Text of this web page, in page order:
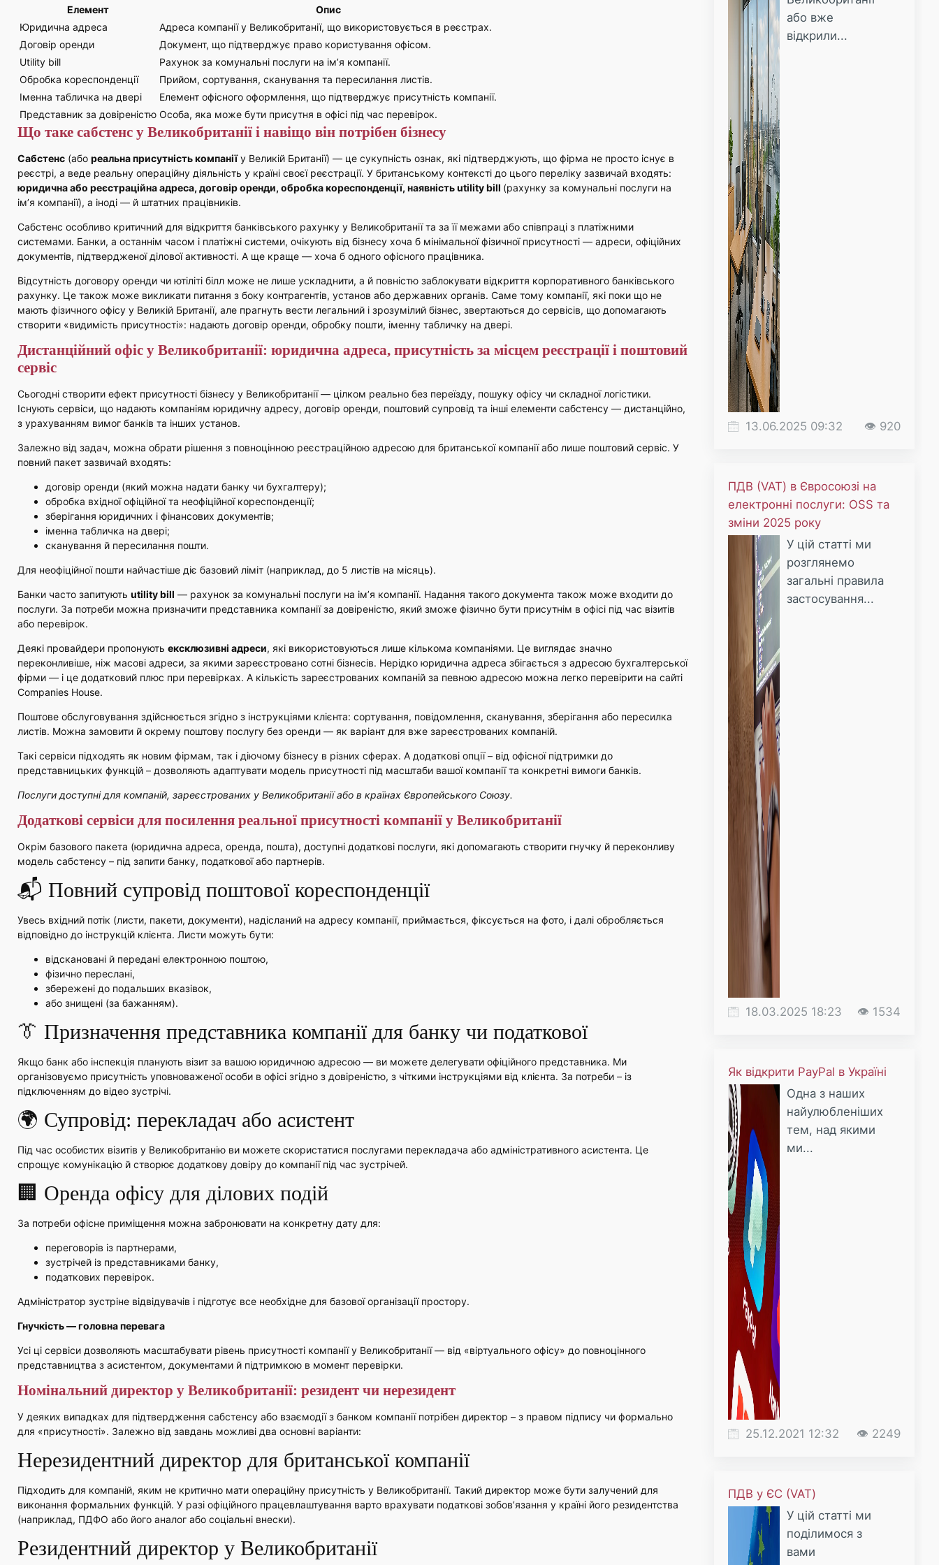
Елемент
Опис
Юридична адреса
Адреса компанії у Великобританії, що використовується в реєстрах.
Договір оренди
Документ, що підтверджує право користування офісом.
Utility bill
Рахунок за комунальні послуги на ім’я компанії.
Обробка кореспонденції
Прийом, сортування, сканування та пересилання листів.
Іменна табличка на двері
Елемент офісного оформлення, що підтверджує присутність компанії.
Представник за довіреністю Особа, яка може бути присутня в офісі під час перевірок.
Що таке сабстенс у Великобританії і навіщо він потрібен бізнесу
Сабстенс (або реальна присутність компаніїу Великій Британії) — це сукупність ознак, які підтверджують, що фірма не просто існує в
реєстрі, а веде реальну операційну діяльність у країні своєї реєстрації. У британському контексті до цього переліку зазвичай входять:
юридична або реєстраційна адреса, договір оренди, обробка кореспонденції, наявність utility bill (рахунку за комунальні послуги на
ім’я компанії), а іноді — й штатних працівників.
Сабстенс особливо критичний для відкриття банківського рахунку у Великобританії та за її межами або співпраці з платіжними
системами. Банки, а останнім часом і платіжні системи, очікують від бізнесу хоча б мінімальної фізичної присутності — адреси, офіційних
документів, підтвердженої ділової активності. А ще краще — хоча б одного офісного працівника.
Відсутність договору оренди чи ютіліті білл може не лише ускладнити, а й повністю заблокувати відкриття корпоративного банківського
рахунку. Це також може викликати питання з боку контрагентів, установ або державних органів. Саме тому компанії, які поки що не
мають фізичного офісу у Великій Британії, але прагнуть вести легальний і зрозумілий бізнес, звертаються до сервісів, що допомагають
створити «видимість присутності»: надають договір оренди, обробку пошти, іменну табличку на двері.
Дистанційний офіс у Великобританії: юридична адреса, присутність за місцем реєстрації і поштовий
сервіс
Сьогодні створити ефект присутності бізнесу у Великобританії — цілком реально без переїзду, пошуку офісу чи складної логістики.
Існують сервіси, що надають компаніям юридичну адресу, договір оренди, поштовий супровід та інші елементи сабстенсу — дистанційно,
з урахуванням вимог банків та інших установ.
Залежно від задач, можна обрати рішення з повноцінною реєстраційною адресою для британської компанії або лише поштовий сервіс. У
повний пакет зазвичай входять:
договір оренди (який можна надати банку чи бухгалтеру);
обробка вхідної офіційної та неофіційної кореспонденції;
зберігання юридичних і фінансових документів;
іменна табличка на двері;
сканування й пересилання пошти.
Для неофіційної пошти найчастіше діє базовий ліміт (наприклад, до 5 листів на місяць).
Банки часто запитують utility bill — рахунок за комунальні послуги на ім’я компанії. Надання такого документа також може входити до
послуги. За потреби можна призначити представника компанії за довіреністю, який зможе фізично бути присутнім в офісі під час візитів
або перевірок.
Деякі провайдери пропонують ексклюзивні адреси, які використовуються лише кількома компаніями. Це виглядає значно
переконливіше, ніж масові адреси, за якими зареєстровано сотні бізнесів. Нерідко юридична адреса збігається з адресою бухгалтерської
фірми — і це додатковий плюс при перевірках. А кількість зареєстрованих компаній за певною адресою можна легко перевірити на сайті
Companies House.
Поштове обслуговування здійснюється згідно з інструкціями клієнта: сортування, повідомлення, сканування, зберігання або пересилка
листів. Можна замовити й окрему поштову послугу без оренди — як варіант для вже зареєстрованих компаній.
Такі сервіси підходять як новим фірмам, так і діючому бізнесу в різних сферах. А додаткові опції – від офісної підтримки до
представницьких функцій – дозволяють адаптувати модель присутності під масштаби вашої компанії та конкретні вимоги банків.
Послуги доступні для компаній, зареєстрованих у Великобританії або в країнах Європейського Союзу.
Додаткові сервіси для посилення реальної присутності компанії у Великобританії
Окрім базового пакета (юридична адреса, оренда, пошта), доступні додаткові послуги, які допомагають створити гнучку й переконливу
модель сабстенсу – під запити банку, податкової або партнерів.
📬 Повний супровід поштової кореспонденції
Увесь вхідний потік (листи, пакети, документи), надісланий на адресу компанії, приймається, фіксується на фото, і далі обробляється
відповідно до інструкцій клієнта. Листи можуть бути:
відскановані й передані електронною поштою,
фізично переслані,
збережені до подальших вказівок,
або знищені (за бажанням).
👔 Призначення представника компанії для банку чи податкової
Якщо банк або інспекція планують візит за вашою юридичною адресою — ви можете делегувати офіційного представника. Ми
організовуємо присутність уповноваженої особи в офісі згідно з довіреністю, з чіткими інструкціями від клієнта. За потреби – із
підключенням до відео зустрічі.
🌍 Супровід: перекладач або асистент
Під час особистих візитів у Великобританію ви можете скористатися послугами перекладача або адміністративного асистента. Це
спрощує комунікацію й створює додаткову довіру до компанії під час зустрічей.
🏢 Оренда офісу для ділових подій
За потреби офісне приміщення можна забронювати на конкретну дату для:
переговорів із партнерами,
зустрічей із представниками банку,
податкових перевірок.
Адміністратор зустріне відвідувачів і підготує все необхідне для базової організації простору.
Гнучкість — головна перевага
Усі ці сервіси дозволяють масштабувати рівень присутності компанії у Великобританії — від «віртуального офісу» до повноцінного
представництва з асистентом, документами й підтримкою в момент перевірки.
Номінальний директор у Великобританії: резидент чи нерезидент
У деяких випадках для підтвердження сабстенсу або взаємодії з банком компанії потрібен директор – з правом підпису чи формально
для «присутності». Залежно від завдань можливі два основні варіанти:
Нерезидентний директор для британської компанії
Підходить для компаній, яким не критично мати операційну присутність у Великобританії. Такий директор може бути залучений для
виконання формальних функцій. У разі офіційного працевлаштування варто врахувати податкові зобов’язання у країні його резидентства
(наприклад, ПДФО або його аналог або соціальні внески).
Резидентний директор у Великобританії
або вже
відкрили...
13.06.2025 09:32 👁 920
ПДВ (VAT) в Євросоюзі на
електронні послуги: OSS та
зміни 2025 року
У цій статті ми
розглянемо
загальні правила
застосування...
18.03.2025 18:23 👁 1534
Як відкрити PayPal в Україні
Одна з наших
найулюбленіших
тем, над якими
ми...
25.12.2021 12:32 👁 2249
ПДВ у ЄС (VAT)
У цій статті ми
поділимося з
вами